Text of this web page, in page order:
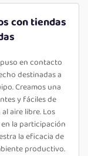
con tiendas
en contacto
destinadas a
Creamos una
y fáciles de
aire libre. Los
la participación
la eficacia de
productivo.